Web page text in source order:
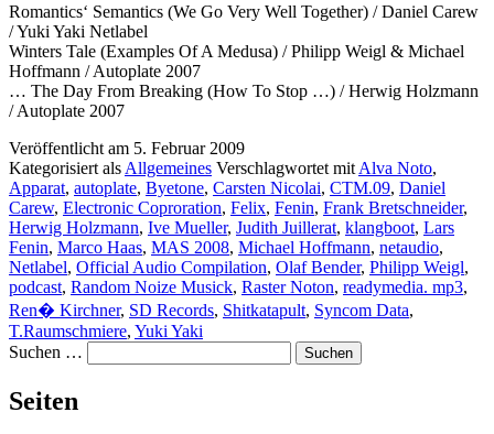
Romantics‘ Semantics (We Go Very Well Together) / Daniel Carew
/ Yuki Yaki Netlabel
Winters Tale (Examples Of A Medusa) / Philipp Weigl & Michael
Hoffmann / Autoplate 2007
… The Day From Breaking (How To Stop …) / Herwig Holzmann
/ Autoplate 2007
Veröffentlicht am 5. Februar 2009
Kategorisiert als Allgemeines Verschlagwortet mit Alva Noto,
Apparat, autoplate, Byetone, Carsten Nicolai, CTM.09, Daniel
Carew, Electronic Coproration, Felix, Fenin, Frank Bretschneider,
Herwig Holzmann, Ive Mueller, Judith Juillerat, klangboot, Lars
Fenin, Marco Haas, MAS 2008, Michael Hoffmann, netaudio,
Netlabel, Official Audio Compilation, Olaf Bender, Philipp Weigl,
podcast, Random Noize Musick, Raster Noton, readymedia. mp3,
Ren� Kirchner, SD Records, Shitkatapult, Syncom Data,
T.Raumschmiere, Yuki Yaki
Suchen …
Seiten